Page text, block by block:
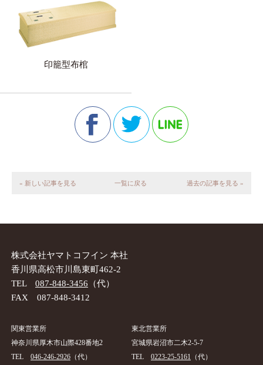
印籠型布棺
« 新しい記事を見る 一覧に戻る 過去の記事を見る »
株式会社ヤマトコフイン 本社
香川県高松市川島東町462-2
TEL 087-848-3456 （代）
FAX 087-848-3412
関東営業所
神奈川県厚木市山際428番地2
TEL 046-246-2926 （代）
東北営業所
宮城県岩沼市二木2-5-7
TEL 0223-25-5161 （代）